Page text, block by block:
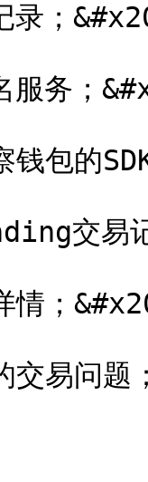
录；
服务；
钱包的
交易
情；
交易问